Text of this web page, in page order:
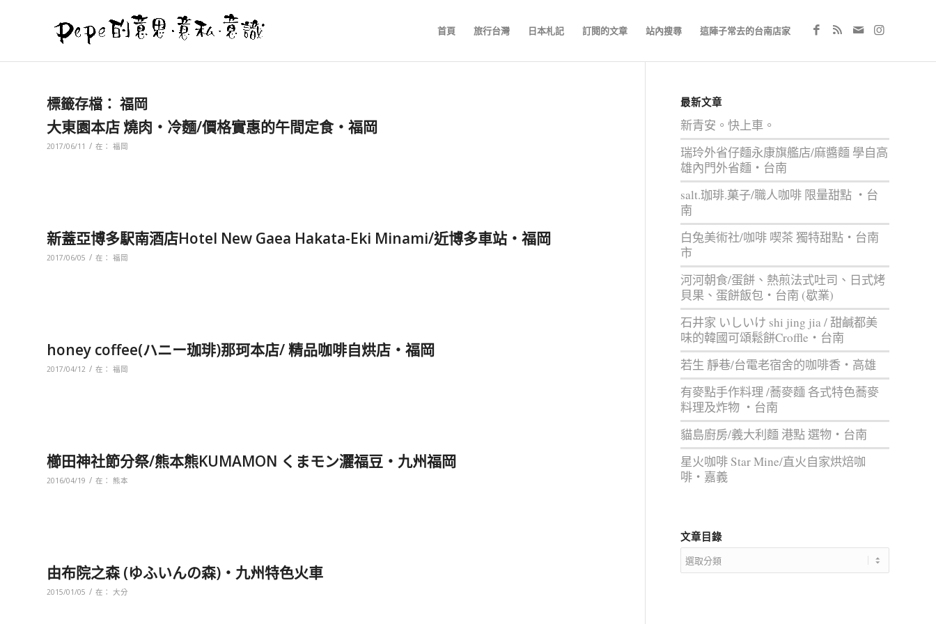
首頁 旅行台灣 日本札記 訂閱的文章 站內搜尋 這陣子常去的台南店家
標籤存檔： 福岡
大東園本店 燒肉‧冷麵/價格實惠的午間定食‧福岡
2017/06/11 / 在： 福岡
新蓋亞博多駅南酒店Hotel New Gaea Hakata-Eki Minami/近博多車站‧福岡
2017/06/05 / 在： 福岡
honey coffee(ハニー珈琲)那珂本店/ 精品咖啡自烘店‧福岡
2017/04/12 / 在： 福岡
櫛田神社節分祭/熊本熊KUMAMON くまモン灑福豆‧九州福岡
2016/04/19 / 在： 熊本
由布院之森 (ゆふいんの森)‧九州特色火車
2015/01/05 / 在： 大分
最新文章
新青安。快上車。
瑞玲外省仔麵永康旗艦店/麻醬麵 學自高
雄內門外省麵‧台南
salt.珈琲.菓子/職人咖啡 限量甜點 ‧台
南
白兔美術社/咖啡 喫茶 獨特甜點‧台南
市
河河朝食/蛋餅、熱煎法式吐司、日式烤
貝果、蛋餅飯包‧台南 (歇業)
石井家 いしいけ shi jing jia / 甜鹹都美
味的韓國可頌鬆餅Croffle‧台南
若生 靜巷/台電老宿舍的咖啡香‧高雄
有麥點手作料理 /蕎麥麵 各式特色蕎麥
料理及炸物 ‧台南
貓島廚房/義大利麵 港點 選物‧台南
星火咖啡 Star Mine/直火自家烘焙咖
啡‧嘉義
文章目錄
文
章